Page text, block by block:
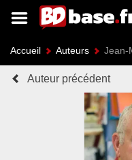
Accueil Auteurs Jean-
Auteur précédent